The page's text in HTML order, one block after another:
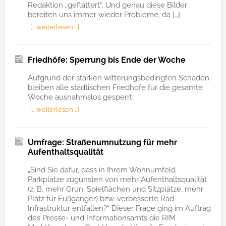
Redaktion „geflattert“. Und genau diese Bilder
bereiten uns immer wieder Probleme, da […]
[… weiterlesen …]
Friedhöfe: Sperrung bis Ende der Woche
Aufgrund der starken witterungsbedingten Schäden
bleiben alle städtischen Friedhöfe für die gesamte
Woche ausnahmslos gesperrt.
[… weiterlesen …]
Umfrage: Straßenumnutzung für mehr
Aufenthaltsqualität
„Sind Sie dafür, dass in Ihrem Wohnumfeld
Parkplätze zugunsten von mehr Aufenthaltsqualität
(z. B. mehr Grün, Spielflächen und Sitzplätze, mehr
Platz für Fußgänger) bzw. verbesserte Rad-
Infrastruktur entfallen?“ Dieser Frage ging im Auftrag
des Presse- und Informationsamts die RIM